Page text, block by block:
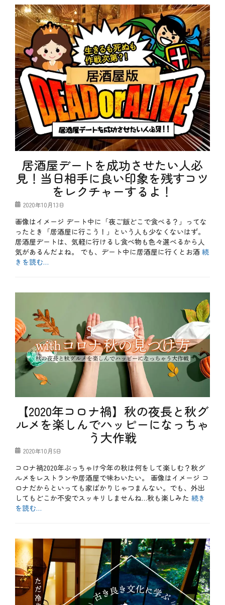
、
コ
ス
パ
、
テ
ク
ニ
ッ
ク
、
企
画
、
個
室
、
家
ゴ
リ
ー
l
o
g
、
お
も
し
ろ
、
お
得
、
や
っ
て
み
た
、
ニ
ッ
、
別
画
タ
グ
ア
ン
ズ
ス
ペ
ス
、
キ
ッ
ル
、
ミ
ー
レ
ス
ト
ラ
ン
、
子
ど
も
、
子
連
居酒屋デートを成功させたい人必
見！当日相手に良い印象を残すコツ
をレクチャーするよ！
投
日
2020年10月13日
画像はイメージ デート中に「夜ご飯どこで食べる？」ってな
ったとき「居酒屋に行こう！」という人も少なくないはず。
居酒屋デートは、気軽に行けるし食べ物も色々選べるから人
気があるんだよね。 でも、デート中に居酒屋に行くとお酒 続
きを読む…
ゴ
l
、
お
も
し
ろ
、
お
酒
テ
ッ
ク
特
別
企
画
タ
グ
お
得
、
テ
ク
ニ
ッ
ク
、
デ
【2020年コロナ禍】秋の夜長と秋グ
ルメを楽しんでハッピーになっちゃ
う大作戦
投
日
2020年10月5日
コロナ禍2020年ぶっちゃけ今年の秋は何をして楽しむ？秋グ
ルメをレストランや居酒屋で味わいたい。 画像はイメージ コ
ロナだからといっても家ばかりじゃつまんない。でも、外出
してもどこか不安でスッキリしませんね…秋も楽しみた 続き
を読む…
ゴ
リ
ー
l
o
g
、
お
も
し
ろ